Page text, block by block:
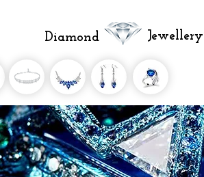
Diamond Jewellery